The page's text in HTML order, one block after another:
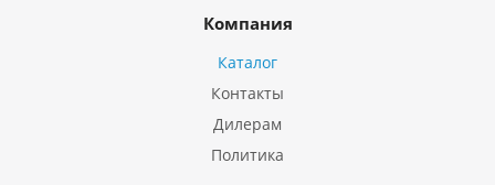
Компания
Каталог
Контакты
Дилерам
Политика